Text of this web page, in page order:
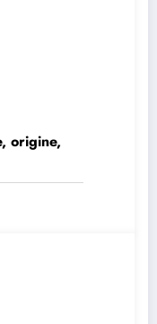
origine,